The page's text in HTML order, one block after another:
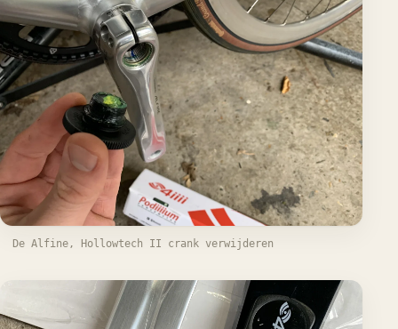
De Alfine, Hollowtech II crank verwijderen